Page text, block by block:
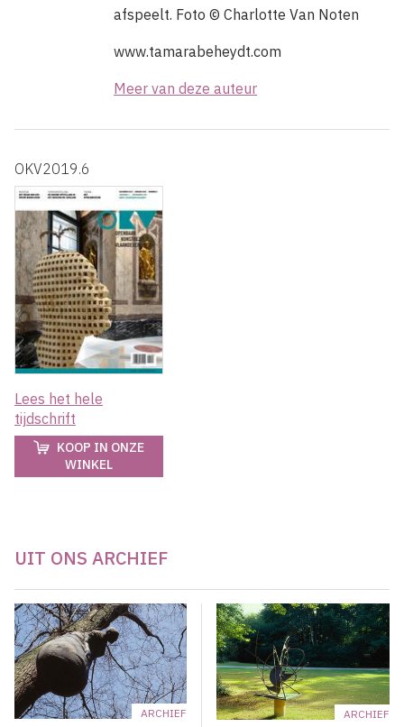
afspeelt. Foto © Charlotte Van Noten
www.tamarabeheydt.com
Meer van deze auteur
OKV2019.6
Lees het hele
tijdschrift
KOOP IN ONZE
WINKEL
UIT ONS ARCHIEF
ARCHIEF ARCHIEF